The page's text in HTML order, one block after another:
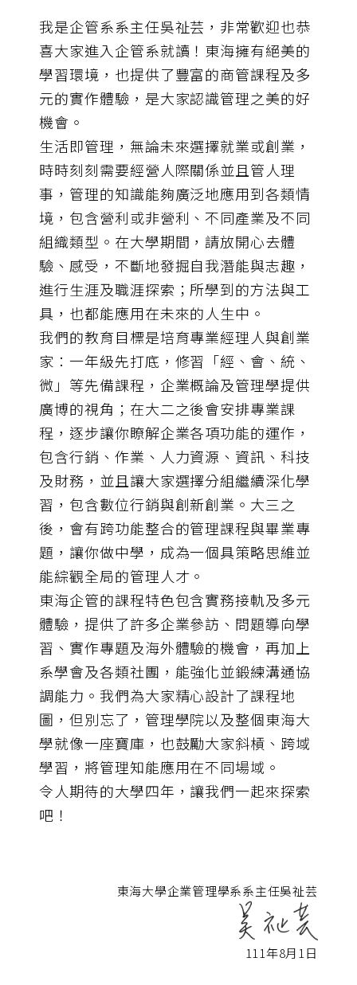
我是企管系系主任吳祉芸，非常歡迎也恭
喜大家進入企管系就讀！東海擁有絕美的
學習環境，也提供了豐富的商管課程及多
元的實作體驗，是大家認識管理之美的好
機會。
生活即管理，無論未來選擇就業或創業，
時時刻刻需要經營人際關係並且管人理
事，管理的知識能夠廣泛地應用到各類情
境，包含營利或非營利、不同產業及不同
組織類型。在大學期間，請放開心去體
驗、感受，不斷地發掘自我潛能與志趣，
進行生涯及職涯探索；所學到的方法與工
具，也都能應用在未來的人生中。
我們的教育目標是培育專業經理人與創業
家：一年級先打底，修習「經、會、統、
微」等先備課程，企業概論及管理學提供
廣博的視角；在大二之後會安排專業課
程，逐步讓你瞭解企業各項功能的運作，
包含行銷、作業、人力資源、資訊、科技
及財務，並且讓大家選擇分組繼續深化學
習，包含數位行銷與創新創業。大三之
後，會有跨功能整合的管理課程與畢業專
題，讓你做中學，成為一個具策略思維並
能綜觀全局的管理人才。
東海企管的課程特色包含實務接軌及多元
體驗，提供了許多企業參訪、問題導向學
習、實作專題及海外體驗的機會，再加上
系學會及各類社團，能強化並鍛練溝通協
調能力。我們為大家精心設計了課程地
圖，但別忘了，管理學院以及整個東海大
學就像一座寶庫，也鼓勵大家斜槓、跨域
學習，將管理知能應用在不同場域。
令人期待的大學四年，讓我們一起來探索
吧！
東海大學企業管理學系系主任吳祉芸
111年8月1日